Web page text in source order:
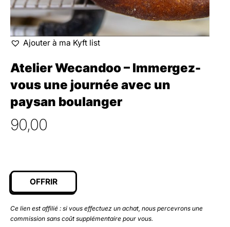
Ajouter à ma Kyft list
Atelier Wecandoo – Immergez-
vous une journée avec un
paysan boulanger
90,00
OFFRIR
Ce lien est affilié : si vous effectuez un achat, nous percevrons une
commission sans coût supplémentaire pour vous.